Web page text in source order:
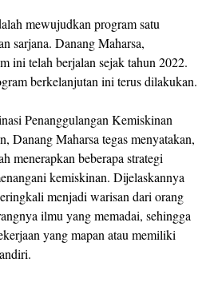
mewujudkan program satu
sarjana. Danang Maharsa,
ini telah berjalan sejak tahun 2022.
berkelanjutan ini terus dilakukan.
Penanggulangan Kemiskinan
Danang Maharsa tegas menyatakan,
menerapkan beberapa strategi
kemiskinan. Dijelaskannya
menjadi warisan dari orang
ilmu yang memadai, sehingga
yang mapan atau memiliki